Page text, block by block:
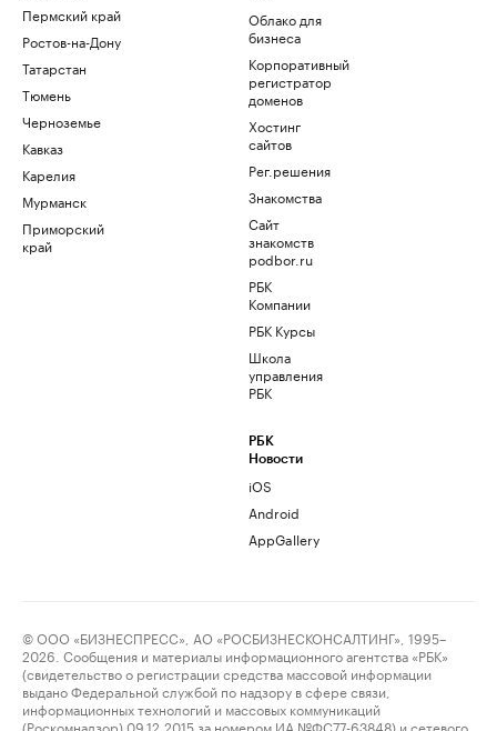
Пермский край
Ростов-на-Дону
Татарстан
Тюмень
Черноземье
Кавказ
Карелия
Мурманск
Приморский
край
Облако для
бизнеса
Корпоративный
регистратор
доменов
Хостинг
сайтов
Рег.решения
Знакомства
Сайт
знакомств
podbor.ru
РБК
Компании
РБК Курсы
Школа
управления
РБК
РБК
Новости
iOS
Android
AppGallery
© ООО «БИЗНЕСПРЕСС», АО «РОСБИЗНЕСКОНСАЛТИНГ», 1995–
2026. Сообщения и материалы информационного агентства «РБК»
(свидетельство о регистрации средства массовой информации
выдано Федеральной службой по надзору в сфере связи,
информационных технологий и массовых коммуникаций
(Роскомнадзор) 09.12.2015 за номером ИА №ФС77-63848) и сетевого